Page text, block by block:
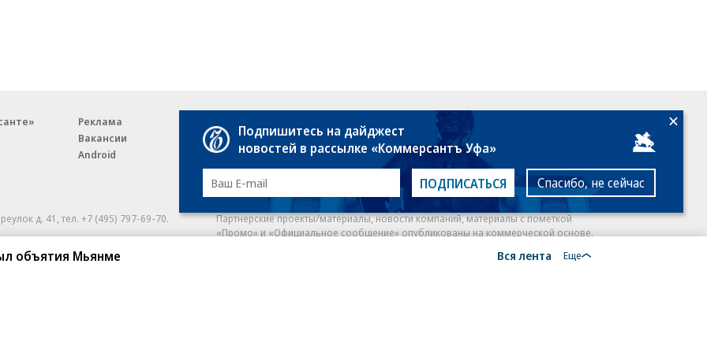
объятия Мьянме Вся лента Еще
Реклама
Вакансии
Android
Правовая информация
E-mail рассылки
д. 41,тел. +7 (495) 797-69-70.
kommersant.ru) зарегистрировано
технологий
Партнерские проекты/материалы, новости компаний, материалы с пометкой
«Промо» и «Официальное сообщение» опубликованы на коммерческой основе.
На kommersant.ru применяются рекомендательные технологии. Подробнее
Подпишитесь на дайджест
новостей в рассылке «Коммерсантъ Уфа»
ПОДПИСАТЬСЯ Спасибо, не сейчас